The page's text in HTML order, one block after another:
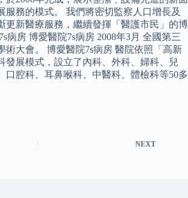
服務的模式。 我們將密切監察人口增長及
更新醫療服務，繼續發揮「醫護市民」的博
病房 博愛醫院7s病房 2008年3月 全國第三
術大會。 博愛醫院7s病房 醫院依照「高新
發展模式，設立了內科、外科、婦科、兒
口腔科、耳鼻喉科、中醫科、體檢科等50多
NEXT